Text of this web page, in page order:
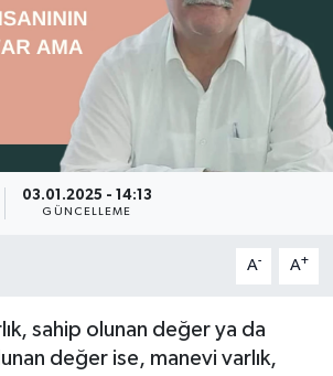
03.01.2025 - 14:13
GÜNCELLEME
A- A+
sahip olunan değer ya da
değer ise, manevi varlık,